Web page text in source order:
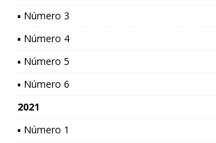
▪ Número 3
▪ Número 4
▪ Número 5
▪ Número 6
2021
▪ Número 1